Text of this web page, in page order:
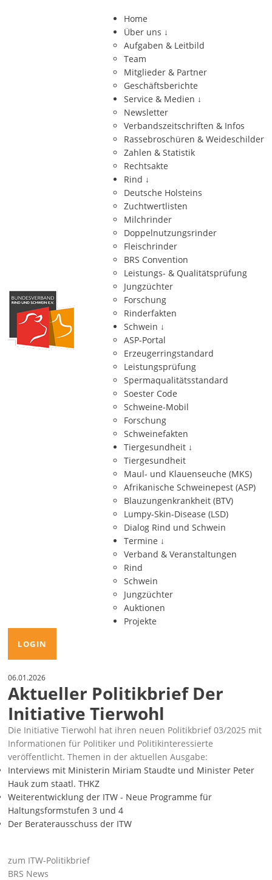
Home
Über uns ↓
Aufgaben & Leitbild
Team
Mitglieder & Partner
Geschäftsberichte
Service & Medien ↓
Newsletter
Verbandszeitschriften & Infos
Rassebroschüren & Weideschilder
Zahlen & Statistik
Rechtsakte
Rind ↓
Deutsche Holsteins
Zuchtwertlisten
Milchrinder
Doppelnutzungsrinder
Fleischrinder
BRS Convention
Leistungs- & Qualitätsprüfung
Jungzüchter
Forschung
Rinderfakten
Schwein ↓
ASP-Portal
Erzeugerringstandard
Leistungsprüfung
Spermaqualitätsstandard
Soester Code
Schweine-Mobil
Forschung
Schweinefakten
Tiergesundheit ↓
Tiergesundheit
Maul- und Klauenseuche (MKS)
Afrikanische Schweinepest (ASP)
Blauzungenkrankheit (BTV)
Lumpy-Skin-Disease (LSD)
Dialog Rind und Schwein
Termine ↓
Verband & Veranstaltungen
Rind
Schwein
Jungzüchter
Auktionen
Projekte
LOGIN
06.01.2026
Aktueller Politikbrief Der
Initiative Tierwohl
Die Initiative Tierwohl hat ihren neuen Politikbrief 03/2025 mit
Informationen für Politiker und Politikinteressierte
veröffentlicht. Themen in der aktuellen Ausgabe:
Interviews mit Ministerin Miriam Staudte und Minister Peter
Hauk zum staatl. THKZ
Weiterentwicklung der ITW - Neue Programme für
Haltungsformstufen 3 und 4
Der Beraterausschuss der ITW
zum ITW-Politikbrief
BRS News